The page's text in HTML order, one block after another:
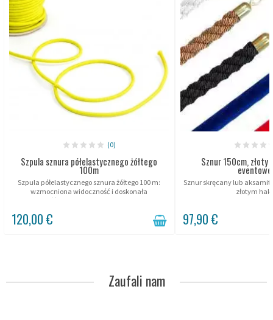
(0)
Szpula sznura półelastycznego żółtego
100m
Szpula półelastycznego sznura żółtego 100 m:
wzmocniona widoczność i doskonała
wytrzymałość do oznakowania i zabezpieczania
120,00 €
Sznur 150cm, złoty
Sznur skręcany lub
złotym
97,90 €
Zaufali nam